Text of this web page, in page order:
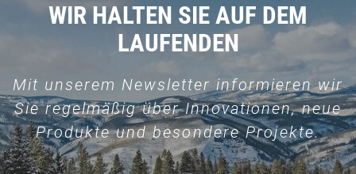
WIR HALTEN SIE AUF DEM
LAUFENDEN
Mit unserem Newsletter informieren wir
Sie regelmäßig über Innovationen, neue
Produkte und besondere Projekte.